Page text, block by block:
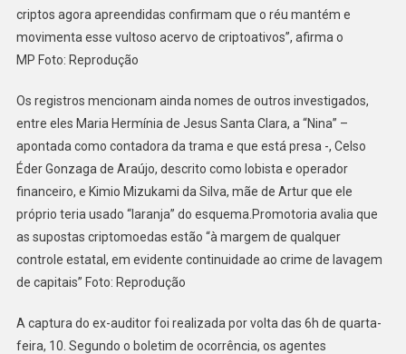
criptos agora apreendidas confirmam que o réu mantém e
movimenta esse vultoso acervo de criptoativos”, afirma o
MP Foto: Reprodução
Os registros mencionam ainda nomes de outros investigados,
entre eles Maria Hermínia de Jesus Santa Clara, a “Nina” –
apontada como contadora da trama e que está presa -, Celso
Éder Gonzaga de Araújo, descrito como lobista e operador
financeiro, e Kimio Mizukami da Silva, mãe de Artur que ele
próprio teria usado “laranja” do esquema.Promotoria avalia que
as supostas criptomoedas estão “à margem de qualquer
controle estatal, em evidente continuidade ao crime de lavagem
de capitais” Foto: Reprodução
A captura do ex-auditor foi realizada por volta das 6h de quarta-
feira, 10. Segundo o boletim de ocorrência, os agentes